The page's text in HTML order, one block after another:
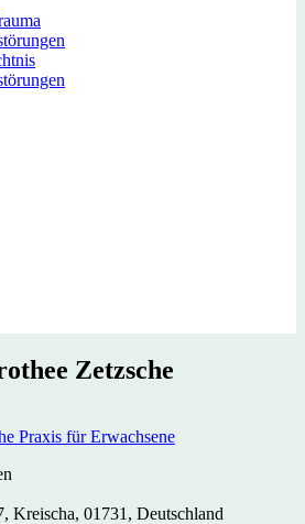
Zetzsche
Praxis für Erwachsene
Kreischa, 01731, Deutschland